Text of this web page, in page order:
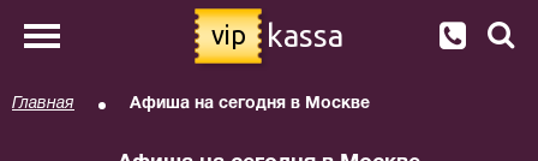
vip kassa
Главная Афиша на сегодня в Москве